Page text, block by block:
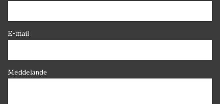
E-mail
Meddelande